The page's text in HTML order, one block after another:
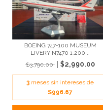
BOEING 747-100 MUSEUM
LIVERY N7470 1:200...
$3,790.00
$2,990.00
3 meses sin intereses de
$996.67